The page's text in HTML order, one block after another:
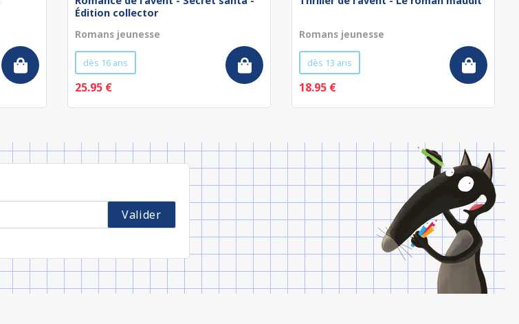
Édition collector
Romans jeunesse
dès 16 ans
25.95 €
Romans jeunesse
dès 13 ans
18.95 €